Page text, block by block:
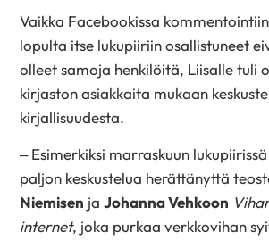
Vaikka Facebookissa
lopulta itse lukupiiriin osallistuneet
olleet samoja henkilöitä, Liisalle tuli
kirjaston asiakkaita mukaan
kirjallisuudesta.
– Esimerkiksi marraskuun
paljon keskustelua herättänyttä
Niemisen jaJohanna Vehkoon
internet, joka purkaa verkkovihan